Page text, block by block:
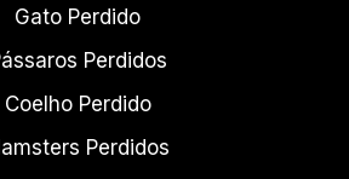
Gato Perdido
Perdidos
Coelho Perdido
Perdidos